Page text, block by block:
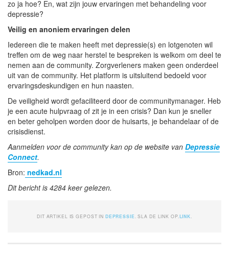
zo ja hoe? En, wat zijn jouw ervaringen met behandeling voor
depressie?
Veilig en anoniem ervaringen delen
Iedereen die te maken heeft met depressie(s) en lotgenoten wil
treffen om de weg naar herstel te bespreken is welkom om deel te
nemen aan de community. Zorgverleners maken geen onderdeel
uit van de community. Het platform is uitsluitend bedoeld voor
ervaringsdeskundigen en hun naasten.
De veiligheid wordt gefaciliteerd door de communitymanager. Heb
je een acute hulpvraag of zit je in een crisis? Dan kun je sneller
en beter geholpen worden door de huisarts, je behandelaar of de
crisisdienst.
Aanmelden voor de community kan op de website van Depressie
Connect.
Bron: nedkad.nl
Dit bericht is 4284 keer gelezen.
DIT ARTIKEL IS GEPOST IN DEPRESSIE . SLA DE LINK OP. LINK